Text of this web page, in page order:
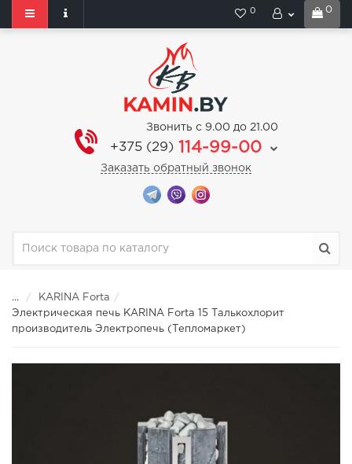
0
0
Звонить с 9.00 до 21.00
+375 (29) 114-99-00
Заказать обратный звонок
...
KARINA Forta
Электрическая печь KARINA Forta 15 Талькохлорит
производитель Электропечь (Тепломаркет)